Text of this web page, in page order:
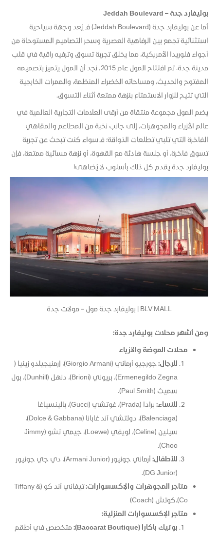
بوليفارد جدة – Jeddah Boulevard
أما عن بوليفارد جدة (Jeddah Boulevard) فـ يُعد وجهة سياحية
استثنائية تجمع بين الرفاهية العصرية وسحر التصاميم المستوحاة من
أجواء فلوريدا الأمريكية، مما يخلق تجربة تسوق وترفيه راقية في قلب
مدينة جدة. تم افتتاح المول عام 2015، نجد أن المول يتميز بتصميمه
المفتوح والحديث، ومساحاته الخضراء المنظمة، والممرات الخارجية
التي تتيح للزوار الاستمتاع بنزهة ممتعة أثناء التسوق.
يضم المول مجموعة منتقاة من أرقى العلامات التجارية العالمية في
عالم الأزياء والمجوهرات، إلى جانب نخبة من المطاعم والمقاهي
الفاخرة التي تلبي تطلعات الذواقة؛ فـ سواء كنت تبحث عن تجربة
تسوق فاخرة، أو جلسة هادئة مع القهوة، أو نزهة مسائية ممتعة، فإن
بوليفارد جدة يقدم كل ذلك بأسلوب لا يُضاهى!
BLV MALL | بوليفارد جدة مول – مولات جدة
ومن أشهر محلات بوليفارد جدة:
محلات الموضة والأزياء
للرجال:
Ermenegildo Zegna)، بريوني (Brioni​)، دنهل (Dunhill​)، بول
سميث (Paul Smith​).
للنساء:
برادا (Prada​)، غوتشي (Gucci​)، بالينسياغا
(Balenciaga​)، دولتشي آند غابانا (Dolce & Gabbana)​،
سيلين (Celine​)، لويفي (Loewe​)، جيمي تشو (Jimmy
Choo)​.
للأطفال:
أرماني جونيور (Armani Junior​)، دي جي جونيور
(DG Junior​).
متاجر المجوهرات والإكسسوارات:
تيفاني آند كو (Tiffany &
Co)،كوتش (Coach) ​
متاجر الإكسسوارات المنزلية:
بوتيك باكارا (Baccarat Boutique):
متخصص في أطقم